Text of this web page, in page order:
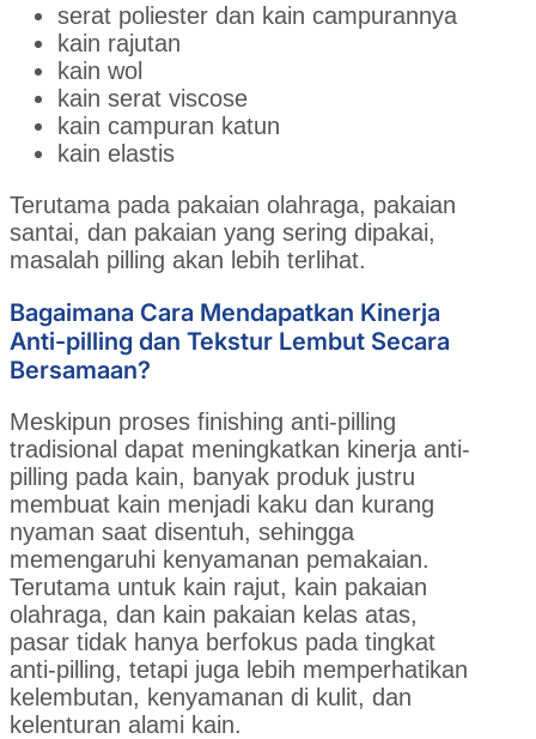
serat poliester dan kain campurannya
kain rajutan
kain wol
kain serat viscose
kain campuran katun
kain elastis
Terutama pada pakaian olahraga, pakaian
santai, dan pakaian yang sering dipakai,
masalah pilling akan lebih terlihat.
Bagaimana Cara Mendapatkan Kinerja
Anti-pilling dan Tekstur Lembut Secara
Bersamaan?
Meskipun proses finishing anti-pilling
tradisional dapat meningkatkan kinerja anti-
pilling pada kain, banyak produk justru
membuat kain menjadi kaku dan kurang
nyaman saat disentuh, sehingga
memengaruhi kenyamanan pemakaian.
Terutama untuk kain rajut, kain pakaian
olahraga, dan kain pakaian kelas atas,
pasar tidak hanya berfokus pada tingkat
anti-pilling, tetapi juga lebih memperhatikan
kelembutan, kenyamanan di kulit, dan
kelenturan alami kain.